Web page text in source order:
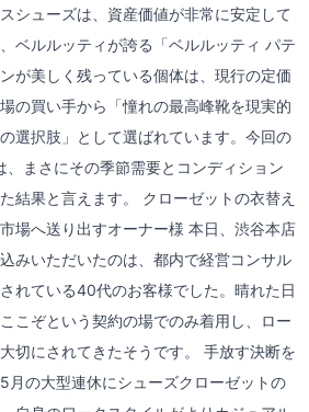
シューズは、資産価値が非常に安定して
ベルルッティが誇る「ベルルッティ パテ
が美しく残っている個体は、現行の定価
の買い手から「憧れの最高峰靴を現実的
選択肢」として選ばれています。今回の
まさにその季節需要とコンディション
結果と言えます。 クローゼットの衣替え
場へ送り出すオーナー様 本日、渋谷本店
みいただいたのは、都内で経営コンサル
れている40代のお客様でした。晴れた日
こぞという契約の場でのみ着用し、ロー
切にされてきたそうです。 手放す決断を
月の大型連休にシューズクローゼットの